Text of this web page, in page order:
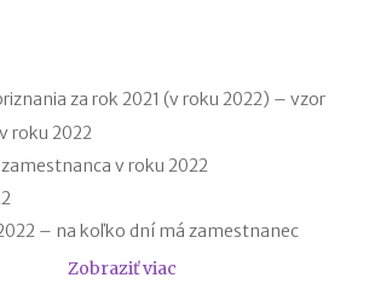
za rok 2021 (v roku 2022) – vzor
roku 2022
v roku 2022
– na koľko dní má zamestnanec
Zobraziť viac